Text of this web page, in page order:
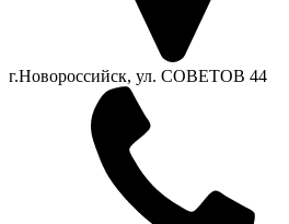
г.Новороссийск, ул. СОВЕТОВ 44